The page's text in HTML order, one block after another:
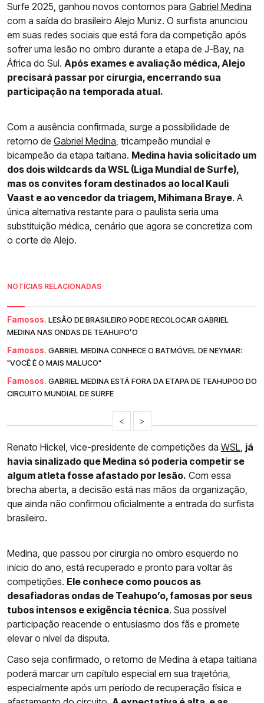
Surfe 2025, ganhou novos contornos para Gabriel Medina
com a saída do brasileiro Alejo Muniz. O surfista anunciou
em suas redes sociais que está fora da competição após
sofrer uma lesão no ombro durante a etapa de J-Bay, na
África do Sul. Após exames e avaliação médica, Alejo
precisará passar por cirurgia, encerrando sua
participação na temporada atual.
Com a ausência confirmada, surge a possibilidade de
retorno de Gabriel Medina, tricampeão mundial e
bicampeão da etapa taitiana. Medina havia solicitado um
dos dois wildcards da WSL (Liga Mundial de Surfe),
mas os convites foram destinados ao local Kauli
Vaast e ao vencedor da triagem, Mihimana Braye. A
única alternativa restante para o paulista seria uma
substituição médica, cenário que agora se concretiza com
o corte de Alejo.
NOTÍCIAS RELACIONADAS
Famosos. LESÃO DE BRASILEIRO PODE RECOLOCAR GABRIEL
MEDINA NAS ONDAS DE TEAHUPO’O
Famosos. GABRIEL MEDINA CONHECE O BATMÓVEL DE NEYMAR:
"VOCÊ É O MAIS MALUCO"
Famosos. GABRIEL MEDINA ESTÁ FORA DA ETAPA DE TEAHUPOO DO
CIRCUITO MUNDIAL DE SURFE
< >
Renato Hickel, vice-presidente de competições da WSL, já
havia sinalizado que Medina só poderia competir se
algum atleta fosse afastado por lesão. Com essa
brecha aberta, a decisão está nas mãos da organização,
que ainda não confirmou oficialmente a entrada do surfista
brasileiro.
Medina, que passou por cirurgia no ombro esquerdo no
início do ano, está recuperado e pronto para voltar às
competições. Ele conhece como poucos as
desafiadoras ondas de Teahupo’o, famosas por seus
tubos intensos e exigência técnica. Sua possível
participação reacende o entusiasmo dos fãs e promete
elevar o nível da disputa.
Caso seja confirmado, o retorno de Medina à etapa taitiana
poderá marcar um capítulo especial em sua trajetória,
especialmente após um período de recuperação física e